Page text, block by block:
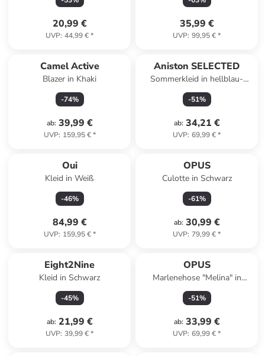
20,99 €
UVP: 44,99 €*
35,99 €
UVP: 99,95 €*
Camel Active
Blazer in Khaki
-74%
ab: 39,99 €
UVP: 159,95 €*
Aniston SELECTED
Sommerkleid in hellblau-
weiß-dunkelblau-blau
-51%
ab: 34,21 €
UVP: 69,99 €*
Oui
Kleid in Weiß
-46%
84,99 €
UVP: 159,95 €*
OPUS
Culotte in Schwarz
-61%
ab: 30,99 €
UVP: 79,99 €*
Eight2Nine
Kleid in Schwarz
-45%
ab: 21,99 €
UVP: 39,99 €*
OPUS
Marlenehose "Melina" in
Schwarz
-51%
ab: 33,99 €
UVP: 69,99 €*